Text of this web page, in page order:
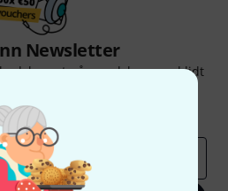
Newsletter
på engelsk og med lidt
Tilbud